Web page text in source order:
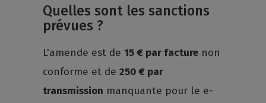
Quelles sont les sanctions
prévues ?
L'amende est de15 € par facture non
conforme et de250 € par
transmission manquante pour le e-